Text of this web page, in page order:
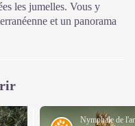
les jumelles. Vous y
et un panorama